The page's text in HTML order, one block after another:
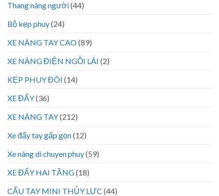
Thang nâng người(44)
Bộ kẹp phuy(24)
XE NÂNG TAY CAO(89)
XE NÂNG ĐIỆN NGỒI LÁI (2)
KẸP PHUY ĐÔI (14)
XE ĐẨY(36)
XE NÂNG TAY(212)
Xe đẩy tay gấp gọn(12)
Xe nâng di chuyen phuy(59)
XE ĐẨY HAI TẦNG(18)
CẨU TAY MINI THỦY LỰC (44)